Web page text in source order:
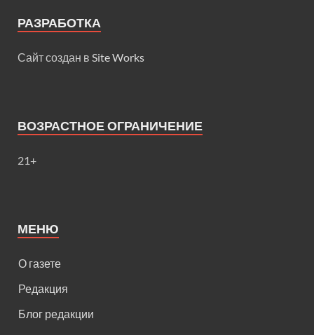
РАЗРАБОТКА
Сайт создан в Site Works
ВОЗРАСТНОЕ ОГРАНИЧЕНИЕ
21+
МЕНЮ
О газете
Редакция
Блог редакции